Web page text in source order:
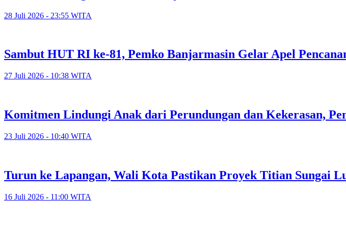
28 Juli 2026 - 23:55 WITA
Sambut HUT RI ke-81, Pemko Banjarmasin Gelar Apel
27 Juli 2026 - 10:38 WITA
Komitmen Lindungi Anak dari Perundungan dan Kekerasan,
23 Juli 2026 - 10:40 WITA
Turun ke Lapangan, Wali Kota Pastikan Proyek Titian Sungai
16 Juli 2026 - 11:00 WITA